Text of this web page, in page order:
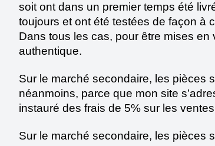
soit ont dans un premier temps été
toujours et ont été testées de façon à
Dans tous les cas, pour être mises
authentique.
Sur le marché secondaire, les pièces
néanmoins, parce que mon site
instauré des frais de 5% sur les
Sur le marché secondaire, les pièces